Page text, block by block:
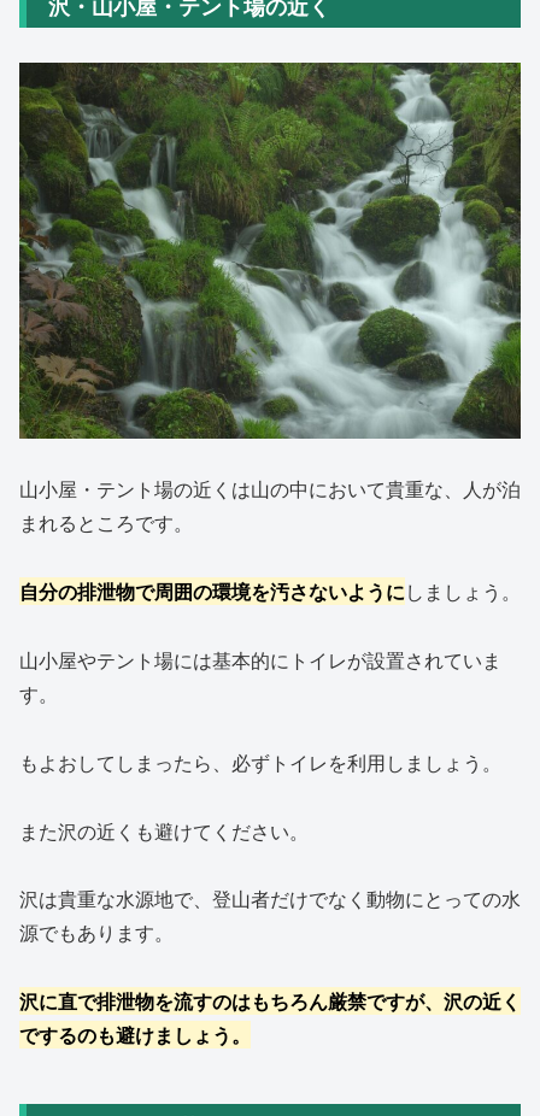
山小屋・テント場の近くは山の中において貴重な、人が泊
まれるところです。
自分の排泄物で周囲の環境を汚さないようにしましょう。
山小屋やテント場には基本的にトイレが設置されていま
す。
もよおしてしまったら、必ずトイレを利用しましょう。
また沢の近くも避けてください。
沢は貴重な水源地で、登山者だけでなく動物にとっての水
源でもあります。
沢に直で排泄物を流すのはもちろん厳禁ですが、沢の近く
でするのも避けましょう。